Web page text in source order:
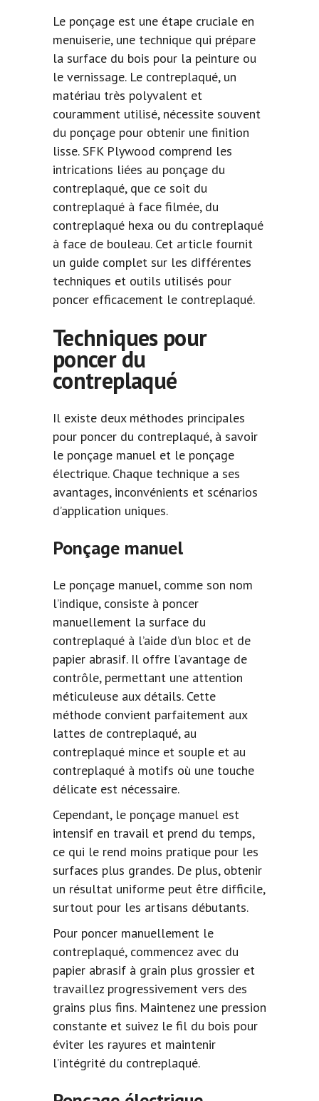
Le ponçage est une étape cruciale en
menuiserie, une technique qui prépare
la surface du bois pour la peinture ou
le vernissage. Le contreplaqué, un
matériau très polyvalent et
couramment utilisé, nécessite souvent
du ponçage pour obtenir une finition
lisse. SFK Plywood comprend les
intrications liées au ponçage du
contreplaqué, que ce soit du
contreplaqué à face filmée, du
contreplaqué hexa ou du contreplaqué
à face de bouleau. Cet article fournit
un guide complet sur les différentes
techniques et outils utilisés pour
poncer efficacement le contreplaqué.
Techniques pour
poncer du
contreplaqué
Il existe deux méthodes principales
pour poncer du contreplaqué, à savoir
le ponçage manuel et le ponçage
électrique. Chaque technique a ses
avantages, inconvénients et scénarios
d’application uniques.
Ponçage manuel
Le ponçage manuel, comme son nom
l’indique, consiste à poncer
manuellement la surface du
contreplaqué à l’aide d’un bloc et de
papier abrasif. Il offre l’avantage de
contrôle, permettant une attention
méticuleuse aux détails. Cette
méthode convient parfaitement aux
lattes de contreplaqué, au
contreplaqué mince et souple et au
contreplaqué à motifs où une touche
délicate est nécessaire.
Cependant, le ponçage manuel est
intensif en travail et prend du temps,
ce qui le rend moins pratique pour les
surfaces plus grandes. De plus, obtenir
un résultat uniforme peut être difficile,
surtout pour les artisans débutants.
Pour poncer manuellement le
contreplaqué, commencez avec du
papier abrasif à grain plus grossier et
travaillez progressivement vers des
grains plus fins. Maintenez une pression
constante et suivez le fil du bois pour
éviter les rayures et maintenir
l’intégrité du contreplaqué.